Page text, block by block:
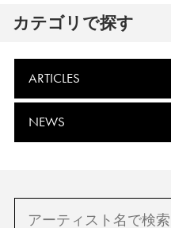
カテゴリで探す
ARTICLES
NEWS